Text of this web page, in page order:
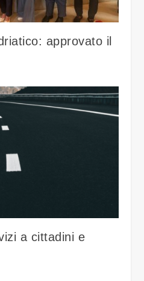
approvato il
a cittadini e